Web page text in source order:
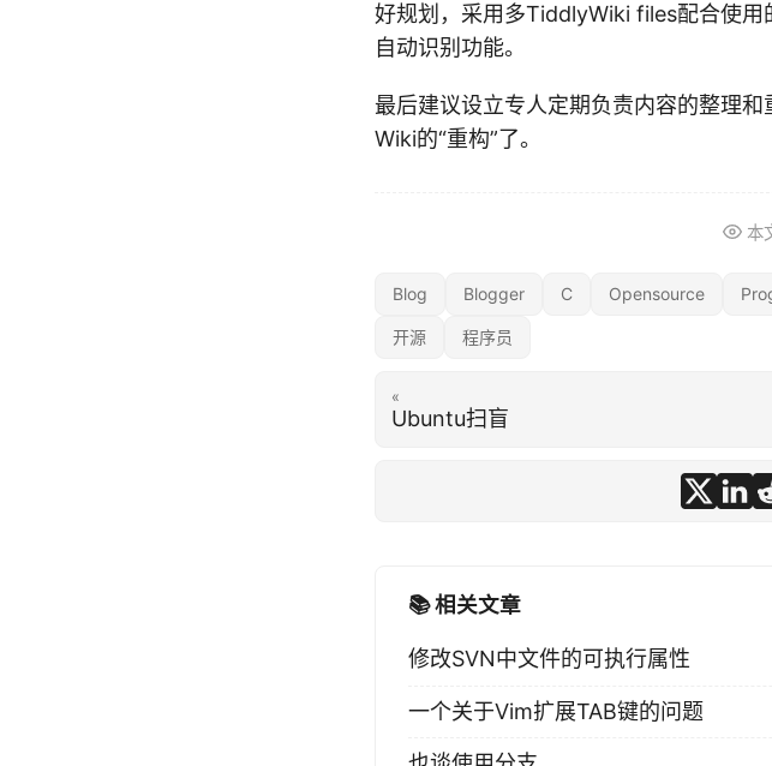
好规划，采用多TiddlyWiki files配合使
自动识别功能。
最后建议设立专人定期负责内容的整理
Wiki的“重构”了。
本
Blog Blogger C Opensource
开源 程序员
«
Ubuntu扫盲
📚 相关文章
修改SVN中文件的可执行属性
一个关于Vim扩展TAB键的问题